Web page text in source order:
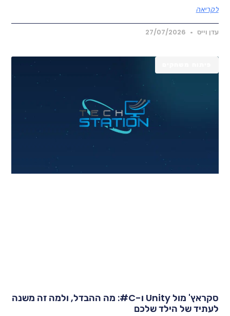
וייס 27/07/2026
סקראץ' מול Unity ו-C#: מה ההבדל, ולמה זה משנה
של הילד שלכם